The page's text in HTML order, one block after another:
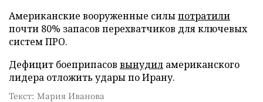
Американские вооруженные силыпотратили
почти 80% запасов перехватчиков для ключевых
систем ПРО.
Дефицит боеприпасов вынудил американского
лидера отложить удары по Ирану.
Текст: Мария Иванова